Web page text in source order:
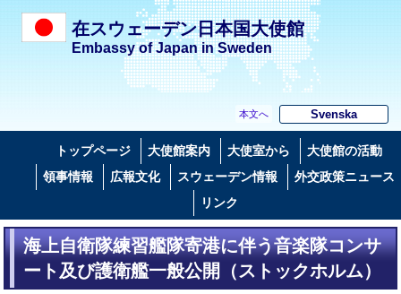
在スウェーデン日本国大使館
Embassy of Japan in Sweden
本文へ Svenska
トップページ 大使館案内 大使室から
大使館の活動
領事情報
広報文化 スウェーデン情報
外交政策ニュース
リンク
海上自衛隊練習艦隊寄港に伴う音楽隊コンサ
ート及び護衛艦一般公開（ストックホルム）